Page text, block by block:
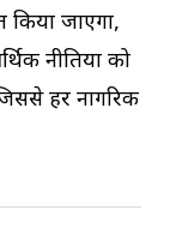
किया जाएगा,
नीतियों को
हर नागरिक